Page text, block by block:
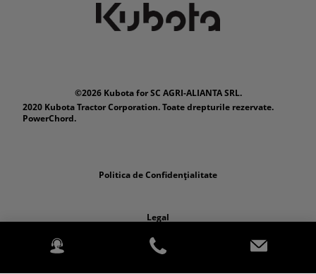
©2026 Kubota for SC AGRI-ALIANTA SRL.
2020 Kubota Tractor Corporation. Toate drepturile rezervate.
PowerChord.
Politica de Confidențialitate
Legal